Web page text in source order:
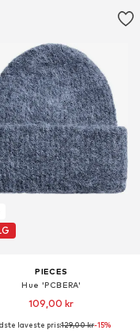
PIECES
Hue 'PCBERA'
109,00 kr
størrelser: 55-60
laveste pris:129,00 kr-15%